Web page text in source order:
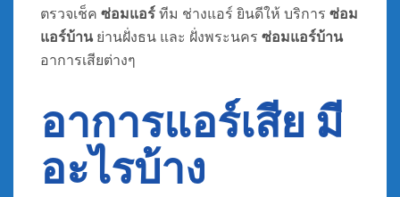
ตรวจเช็ค ซ่อมแอร์ ทีม ช่างแอร์ ยินดีให้ บริการ ซ่อม
แอร์บ้าน ย่านฝั่งธน และ ฝั่งพระนคร ซ่อมแอร์บ้าน
อาการเสียต่างๆ
อาการแอร์เสีย มี
อะไรบ้าง